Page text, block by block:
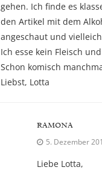
gehen. Ich finde es
den Artikel mit dem
angeschaut und
Ich esse kein Fleisch
Schon komisch
Liebst, Lotta
RAMONA
5. Dezember
Liebe Lotta,